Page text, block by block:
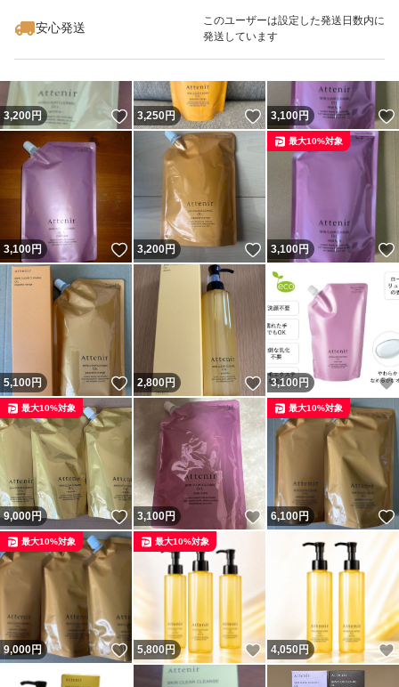
安心発送
このユーザーは設定した発送日数内に
発送しています
3,200円 いいね！
3,250円 いいね！
3,100円
3,100円 いいね！
3,200円 いいね！
3,100円
最大10%対象
5,100円 いいね！
2,800円 いいね！
3,100 円
9,000円 いいね！
最大10%対象
3,100円 いいね！
6,100円
最大10%対象
9,000円 いいね！
最大10%対象
5,800円 いいね！
最大10%対象
4,050円